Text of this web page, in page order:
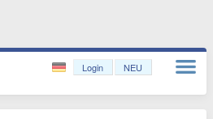
Login NEU